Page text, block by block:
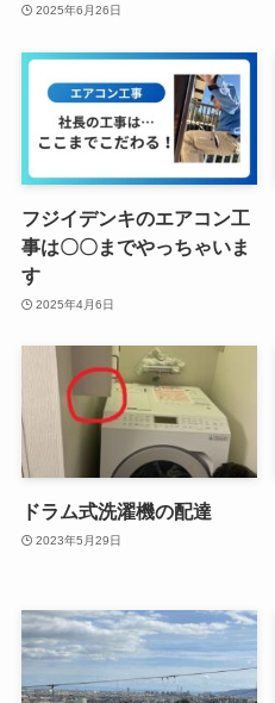
2025年6月26日
フジイデンキのエアコン工
事は〇〇までやっちゃいま
す
2025年4月6日
ドラム式洗濯機の配達
2023年5月29日